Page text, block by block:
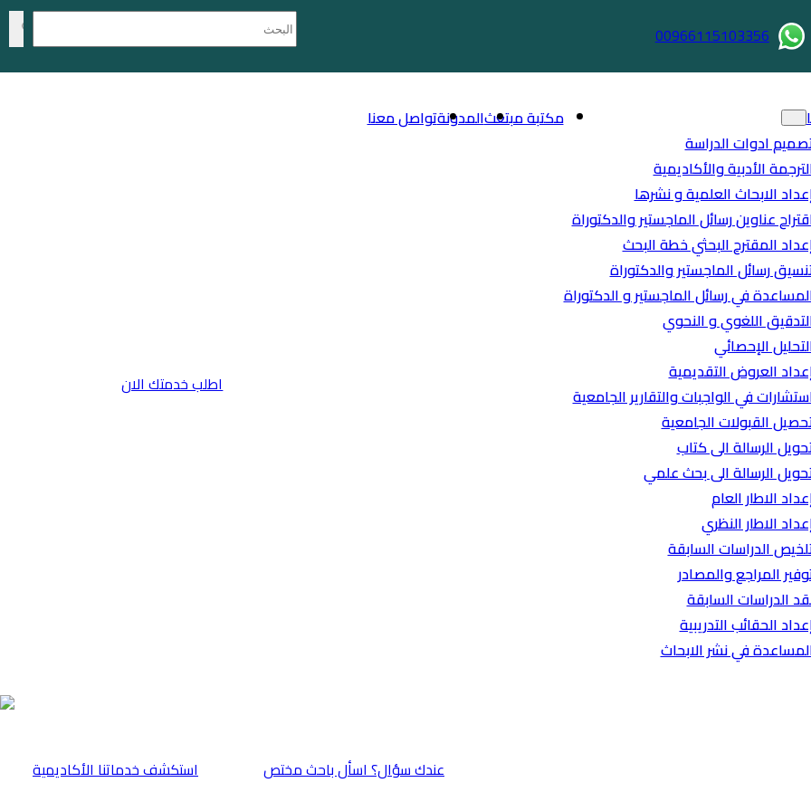
00966115103356
ادوات الدراسة
الأدبية والأكاديمية
الابحاث العلمية و نشرها
عناوين رسائل الماجستير والدكتوراة
المقترح البحثي خطة البحث
رسائل الماجستير والدكتوراة
في رسائل الماجستير و الدكتوراة
اللغوي و النحوي
الإحصائي
العروض التقديمية
في الواجبات والتقارير الجامعية
القبولات الجامعية
الرسالة الى كتاب
الرسالة الى بحث علمي
الاطار العام
الاطار النظري
الدراسات السابقة
المراجع والمصادر
الدراسات السابقة
الحقائب التدريبية
في نشر الابحاث
مكتبة مبتعثالمدونةتواصل معنا
اطلب خدمتك الان
⁠استكشف خدماتنا الأكاديمية عندك سؤال؟ اسأل باحث مختص